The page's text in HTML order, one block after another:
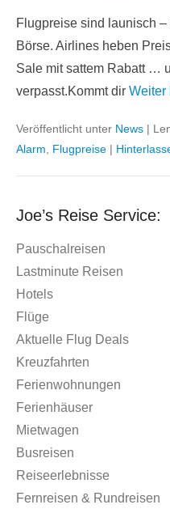
Flugpreise sind launisch
Börse. Airlines heben
Sale mit sattem Rabatt …
verpasst.Kommt dir
Veröffentlicht unter News |
Alarm
Flugpreise |
Joe’s Reise Service:
Pauschalreisen
Lastminute Reisen
Hotels
Flüge
Aktuelle Flug Deals
Kreuzfahrten
Ferienwohnungen
Ferienhäuser
Mietwagen
Busreisen
Reiseerlebnisse
Fernreisen & Rundreisen